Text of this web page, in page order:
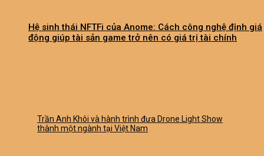
Hệ sinh thái NFTFi của Anome: Cách công nghệ định giá
động giúp tài sản game trở nên có giá trị tài chính
Trần Anh Khôi và hành trình đưa Drone Light Show
thành một ngành tại Việt Nam